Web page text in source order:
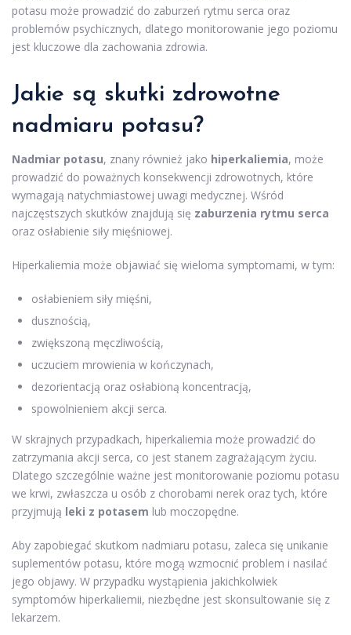
potasu może prowadzić do zaburzeń rytmu serca oraz
problemów psychicznych, dlatego monitorowanie jego poziomu
jest kluczowe dla zachowania zdrowia.
Jakie są skutki zdrowotne
nadmiaru potasu?
Nadmiar potasu, znany również jako hiperkaliemia, może
prowadzić do poważnych konsekwencji zdrowotnych, które
wymagają natychmiastowej uwagi medycznej. Wśród
najczęstszych skutków znajdują się zaburzenia rytmu serca
oraz osłabienie siły mięśniowej.
Hiperkaliemia może objawiać się wieloma symptomami, w tym:
osłabieniem siły mięśni,
dusznością,
zwiększoną męczliwością,
uczuciem mrowienia w kończynach,
dezorientacją oraz osłabioną koncentracją,
spowolnieniem akcji serca.
W skrajnych przypadkach, hiperkaliemia może prowadzić do
zatrzymania akcji serca, co jest stanem zagrażającym życiu.
Dlatego szczególnie ważne jest monitorowanie poziomu potasu
we krwi, zwłaszcza u osób z chorobami nerek oraz tych, które
przyjmują leki z potasem lub moczopędne.
Aby zapobiegać skutkom nadmiaru potasu, zaleca się unikanie
suplementów potasu, które mogą wzmocnić problem i nasilać
jego objawy. W przypadku wystąpienia jakichkolwiek
symptomów hiperkaliemii, niezbędne jest skonsultowanie się z
lekarzem.